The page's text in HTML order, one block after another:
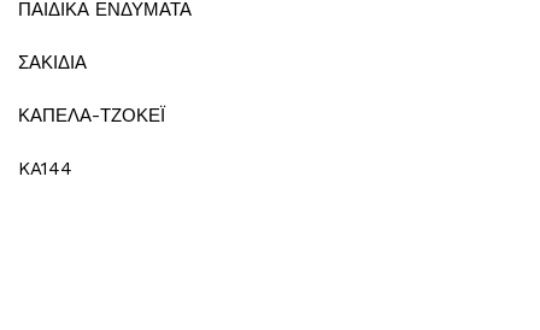
ΠΑΙΔΙΚΑ ΕΝΔΥΜΑΤΑ
ΣΑΚΙΔΙΑ
ΚΑΠΕΛΑ-ΤΖΟΚΕΪ
KA144